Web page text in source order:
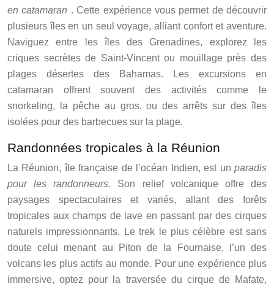
en catamaran . Cette expérience vous permet de découvrir
plusieurs îles en un seul voyage, alliant confort et aventure.
Naviguez entre les îles des Grenadines, explorez les
criques secrètes de Saint-Vincent ou mouillage près des
plages désertes des Bahamas. Les excursions en
catamaran offrent souvent des activités comme le
snorkeling, la pêche au gros, ou des arrêts sur des îles
isolées pour des barbecues sur la plage.
Randonnées tropicales à la Réunion
La Réunion, île française de l’océan Indien, est un paradis
pour les randonneurs. Son relief volcanique offre des
paysages spectaculaires et variés, allant des forêts
tropicales aux champs de lave en passant par des cirques
naturels impressionnants. Le trek le plus célèbre est sans
doute celui menant au Piton de la Fournaise, l’un des
volcans les plus actifs au monde. Pour une expérience plus
immersive, optez pour la traversée du cirque de Mafate,